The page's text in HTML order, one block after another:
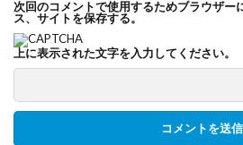
次回のコメントで使用するためブラウザー
ス、サイトを保存する。
上に表示された文字を入力してください。